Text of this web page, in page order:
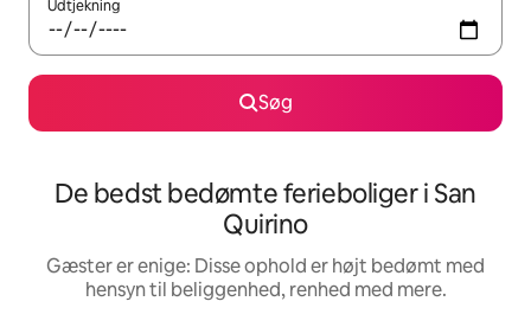
Udtjekning
Søg
De bedst bedømte ferieboliger i San
Quirino
Gæster er enige: Disse ophold er højt bedømt med
hensyn til beliggenhed, renhed med mere.